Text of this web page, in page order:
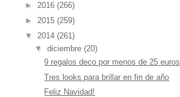
► 2016 (266)
► 2015 (259)
▼ 2014 (261)
▼ diciembre (20)
9 regalos deco por menos de 25 euros
Tres looks para brillar en fin de año
Feliz Navidad!